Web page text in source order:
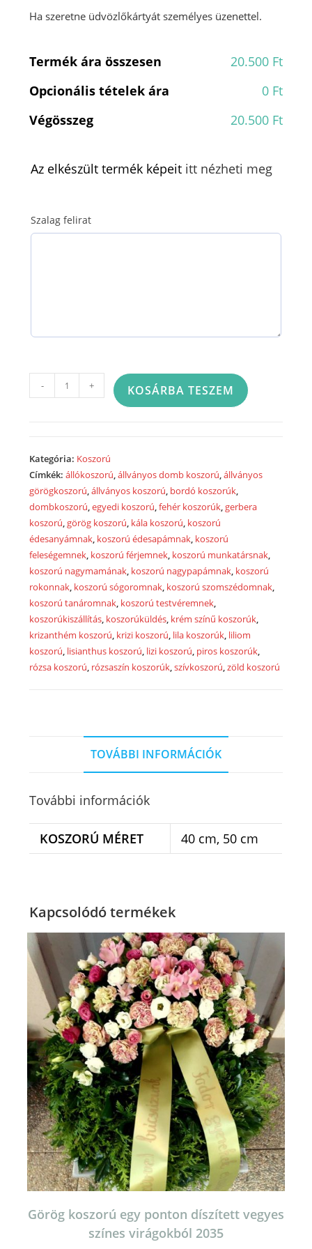
Ha szeretne üdvözlőkártyát személyes üzenettel.
Termék ára összesen
20.500 Ft
Opcionális tételek ára
0 Ft
Végösszeg
20.500 Ft
Az elkészült termék képeit itt nézheti meg
Szalag felirat
koszorú
7005
mennyiség
- + KOSÁRBA TESZEM
Kategória: Koszorú
Címkék:állókoszorú,állványos domb koszorú,állványos
görögkoszorú,állványos koszorú, bordó koszorúk,
dombkoszorú,egyedi koszorú,fehér koszorúk,gerbera
koszorú,görög koszorú, kála koszorú, koszorú
édesanyámnak, koszorú édesapámnak, koszorú
feleségemnek, koszorú férjemnek, koszorú munkatársnak,
koszorú nagymamának, koszorú nagypapámnak, koszorú
rokonnak, koszorú sógoromnak, koszorú szomszédomnak,
koszorú tanáromnak, koszorú testvéremnek,
koszorúkiszállítás, koszorúküldés, krém színű koszorúk,
krizanthém koszorú, krizi koszorú, lila koszorúk, liliom
koszorú, lisianthus koszorú, lizi koszorú, piros koszorúk,
rózsa koszorú, rózsaszín koszorúk,szívkoszorú,zöld koszorú
TOVÁBBI INFORMÁCIÓK
További információk
KOSZORÚ MÉRET 40 cm, 50 cm
Kapcsolódó termékek
Görög koszorú egy ponton díszített vegyes
színes virágokból 2035